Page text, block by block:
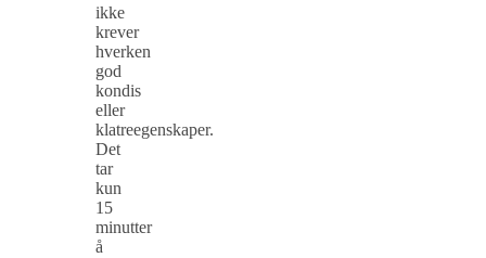
ikke
krever
hverken
god
kondis
eller
klatreegenskaper.
Det
tar
kun
15
minutter
å